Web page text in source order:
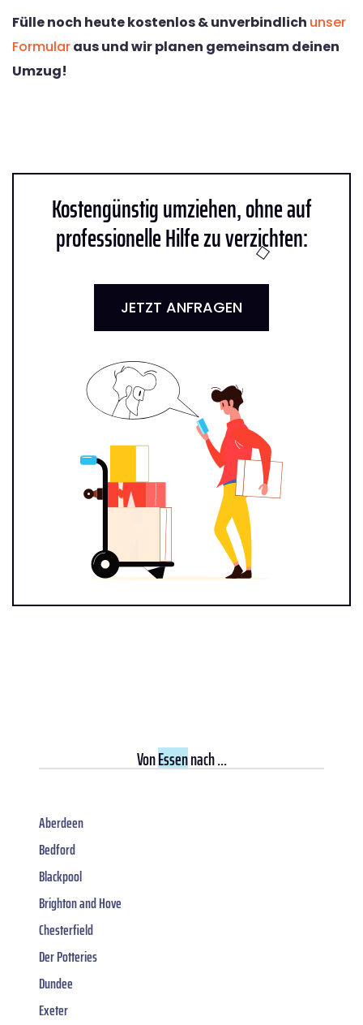
Fülle noch heute kostenlos & unverbindlich unser
Formularaus und wir planen gemeinsam deinen
Umzug!
Kostengünstig umziehen, ohne auf
professionelle Hilfe zu verzichten:
JETZT ANFRAGEN
VonEssennach ...
Aberdeen
Bedford
Blackpool
Brighton and Hove
Chesterfield
Der Potteries
Dundee
Exeter